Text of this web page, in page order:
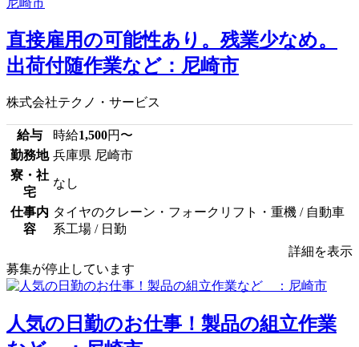
直接雇用の可能性あり。残業少なめ。
出荷付随作業など：尼崎市
株式会社テクノ・サービス
給与 時給1,500円〜
勤務地 兵庫県 尼崎市
寮・社
宅
なし
仕事内
容
タイヤのクレーン・フォークリフト・重機 / 自動車
系工場 / 日勤
詳細を表示
募集が停止しています
人気の日勤のお仕事！製品の組立作業